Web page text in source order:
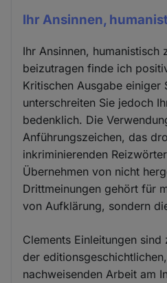
Ihr Ansinnen,
Ihr Ansinnen, humanistisch
beizutragen finde ich
Kritischen Ausgabe einiger
unterschreiten Sie jedoch
bedenklich. Die
Anführungszeichen, das
inkriminierenden
Übernehmen von nicht
Drittmeinungen gehört für
von Aufklärung, sondern
Clements Einleitungen
der
nachweisenden Arbeit am